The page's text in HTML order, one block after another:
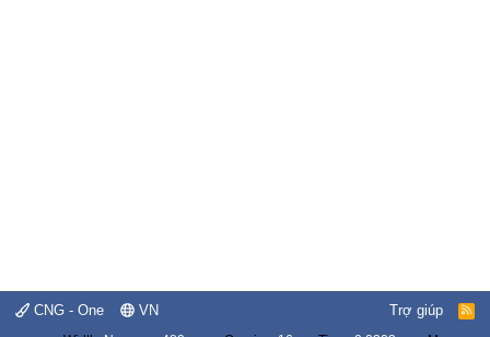
CNG - One VN Trợ giúp
R